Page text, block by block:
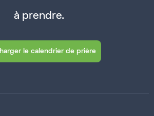
à prendre.
le calendrier de prière